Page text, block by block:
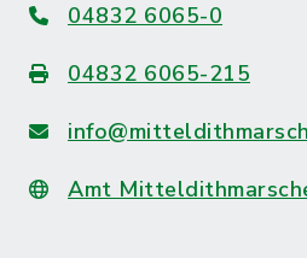
04832 6065-0
04832 6065-215
Amt